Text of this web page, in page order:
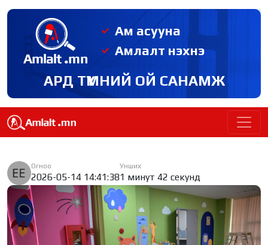
Ам асууна
Амлалт нэхнэ
АРД ТҮМНИЙ ОЙ САНАМЖ
Огноо
2026-05-14 14:41:38
Унших
1 минут 42 секунд